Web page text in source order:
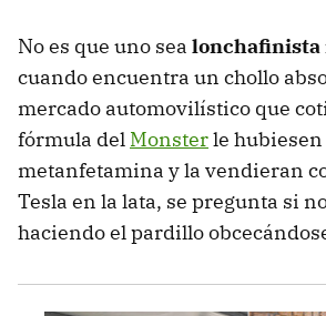
No es que uno sea
cuando encuentra un chollo
mercado automovilístico que
fórmula del Monsterle
metanfetamina y la vendieran
Tesla en la lata, se pregunta si
haciendo el pardillo